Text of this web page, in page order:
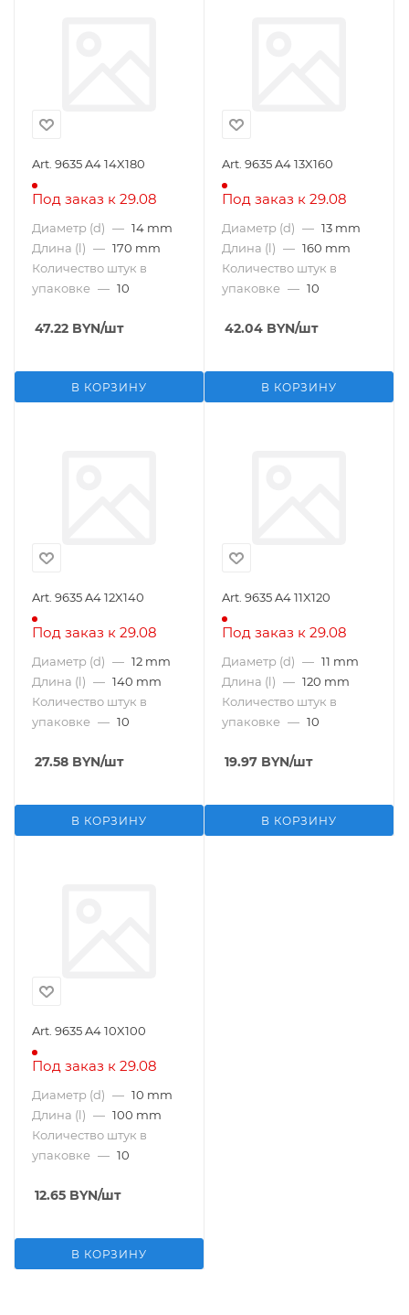
Art. 9635 A4 14X180
Под заказ к 29.08
Диаметр (d) — 14 mm
Длина (l) — 170 mm
Количество штук в
упаковке — 10
47.22 BYN/шт
В КОРЗИНУ
Art. 9635 A4 13X160
Под заказ к 29.08
Диаметр (d) — 13 mm
Длина (l) — 160 mm
Количество штук в
упаковке — 10
42.04 BYN/шт
В КОРЗИНУ
Art. 9635 A4 12X140
Под заказ к 29.08
Диаметр (d) — 12 mm
Длина (l) — 140 mm
Количество штук в
упаковке — 10
27.58 BYN/шт
В КОРЗИНУ
Art. 9635 A4 11X120
Под заказ к 29.08
Диаметр (d) — 11 mm
Длина (l) — 120 mm
Количество штук в
упаковке — 10
19.97 BYN/шт
В КОРЗИНУ
Art. 9635 A4 10X100
Под заказ к 29.08
Диаметр (d) — 10 mm
Длина (l) — 100 mm
Количество штук в
упаковке — 10
12.65 BYN/шт
В КОРЗИНУ